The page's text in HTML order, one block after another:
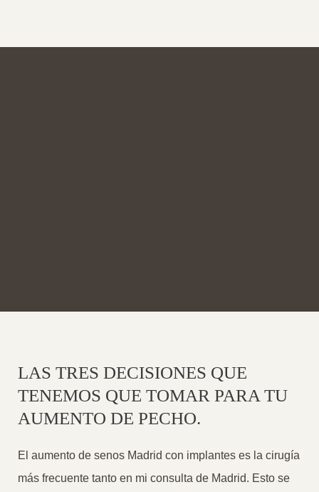
LAS TRES DECISIONES QUE
TENEMOS QUE TOMAR PARA TU
AUMENTO DE PECHO.
El aumento de senos Madrid con implantes es la cirugía
más frecuente tanto en mi consulta de Madrid. Esto se